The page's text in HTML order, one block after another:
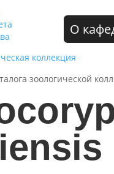
О
коллекция
зоологической